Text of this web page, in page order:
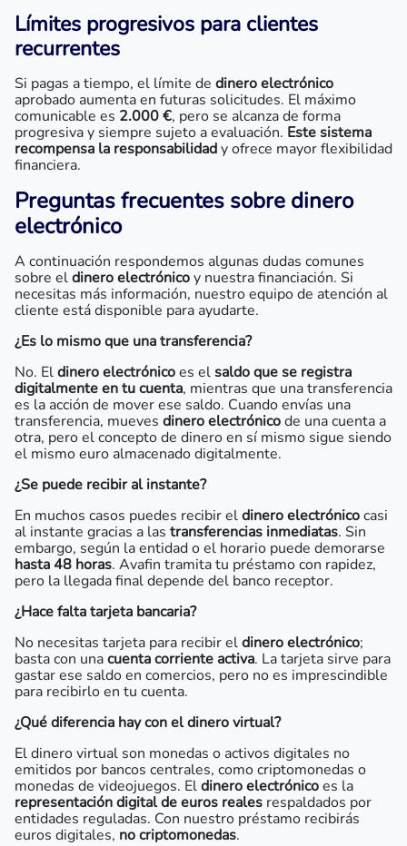
Límites progresivos para clientes
recurrentes
Si pagas a tiempo, el límite de dinero electrónico
aprobado aumenta en futuras solicitudes. El máximo
comunicable es 2.000 €, pero se alcanza de forma
progresiva y siempre sujeto a evaluación. Este sistema
recompensa la responsabilidady ofrece mayor flexibilidad
financiera.
Preguntas frecuentes sobre dinero
electrónico
A continuación respondemos algunas dudas comunes
sobre eldinero electrónicoy nuestra financiación. Si
necesitas más información, nuestro equipo de atención al
cliente está disponible para ayudarte.
¿Es lo mismo que una transferencia?
No. Eldinero electrónicoes elsaldo que se registra
digitalmente en tu cuenta, mientras que una transferencia
es la acción de mover ese saldo. Cuando envías una
transferencia, mueves dinero electrónicode una cuenta a
otra, pero el concepto de dinero en sí mismo sigue siendo
el mismo euro almacenado digitalmente.
¿Se puede recibir al instante?
En muchos casos puedes recibir eldinero electrónicocasi
al instante gracias a las transferencias inmediatas. Sin
embargo, según la entidad o el horario puede demorarse
hasta 48 horas. Avafin tramita tu préstamo con rapidez,
pero la llegada final depende del banco receptor.
¿Hace falta tarjeta bancaria?
No necesitas tarjeta para recibir eldinero electrónico;
basta con unacuenta corriente activa. La tarjeta sirve para
gastar ese saldo en comercios, pero no es imprescindible
para recibirlo en tu cuenta.
¿Qué diferencia hay con el dinero virtual?
El dinero virtual son monedas o activos digitales no
emitidos por bancos centrales, como criptomonedas o
monedas de videojuegos. Eldinero electrónicoes la
representación digital de euros reales respaldados por
entidades reguladas. Con nuestro préstamo recibirás
euros digitales, no criptomonedas.